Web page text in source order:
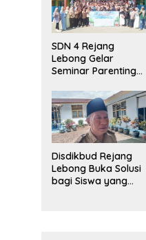
SDN 4 Rejang
Lebong Gelar
Seminar Parenting
Bullying,
Kadisdikbud: Patut
Jadi Contoh
Disdikbud Rejang
Lebong Buka Solusi
bagi Siswa yang